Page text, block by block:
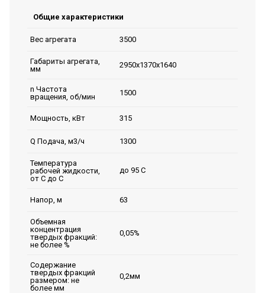
Общие характеристики
Вес агрегата 3500
Габариты агрегата,
мм
2950х1370х1640
n Частота
вращения, об/мин
1500
Мощность, кВт 315
Q Подача, м3/ч 1300
Температура
рабочей жидкости,
от С до С
до 95 С
Напор, м 63
Объемная
концентрация
твердых фракций:
не более %
0,05%
Содержание
твердых фракций
размером: не
более мм
0,2мм